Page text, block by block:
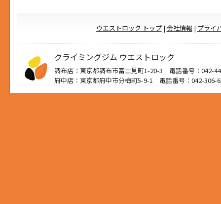
ウエストロック トップ| 会社情報| プライ
クライミングジム ウエストロック
調布店：東京都調布市富士見町1-20-3 電話番号：042-
府中店：東京都府中市分梅町5-9-1 電話番号：042-306-